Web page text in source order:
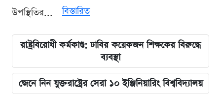
উপস্থিতির...
বিস্তারিত
রাষ্ট্রবিরোধী কর্মকাণ্ড: ঢাবির কয়েকজন শিক্ষকের বিরুদ্ধে
ব্যবস্থা
জেনে নিন যুক্তরাষ্ট্রের সেরা ১০ ইঞ্জিনিয়ারিং বিশ্ববিদ্যালয়